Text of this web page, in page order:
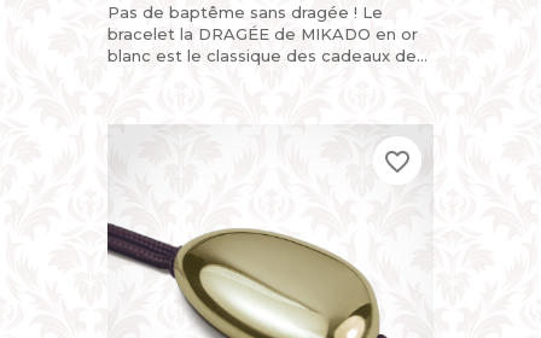
Pas de baptême sans dragée ! Le
bracelet la DRAGÉE de MIKADO en or
blanc est le classique des cadeaux de
favorite_border
favorite_border
favorite_border